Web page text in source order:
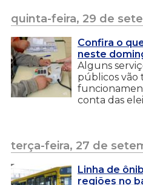
quinta-feira, 29 de
Confira o
neste
Alguns
públicos vão
conta das
terça-feira, 27 de
Linha de
regiões no